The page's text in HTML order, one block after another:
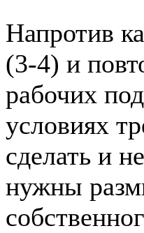
Напротив
(3-4) и
рабочих
условиях
сделать и
нужны